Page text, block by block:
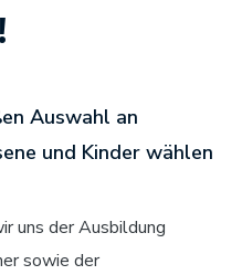
Auswahl an
und Kinder wählen
uns der Ausbildung
sowie der